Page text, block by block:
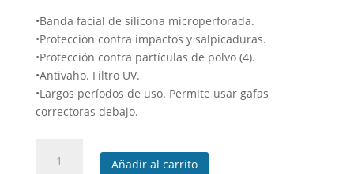
•Banda facial de silicona microperforada.
•Protección contra impactos y salpicaduras.
•Protección contra partículas de polvo (4).
•Antivaho. Filtro UV.
•Largos períodos de uso. Permite usar gafas
correctoras debajo.
integral
Añadir al carrito